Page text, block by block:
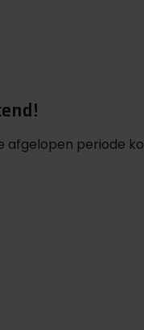
periode